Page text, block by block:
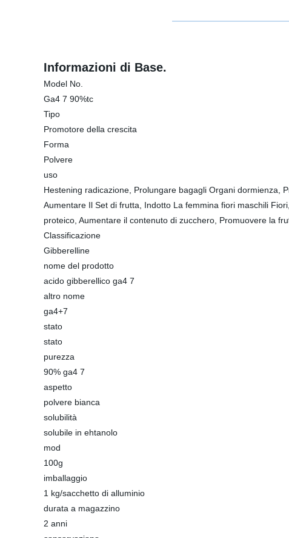
Informazioni di Base.
Model No.
Ga4 7 90%tc
Tipo
Promotore della crescita
Forma
Polvere
uso
Hestening radicazione, Prolungare bagagli Organi dormienza,
Aumentare Il Set di frutta, Indotto La femmina fiori maschili
proteico, Aumentare il contenuto di zucchero, Promuovere la
Classificazione
Gibberelline
nome del prodotto
acido gibberellico ga4 7
altro nome
ga4+7
stato
stato
purezza
90% ga4 7
aspetto
polvere bianca
solubilità
solubile in ehtanolo
mod
100g
imballaggio
1 kg/sacchetto di alluminio
durata a magazzino
2 anni